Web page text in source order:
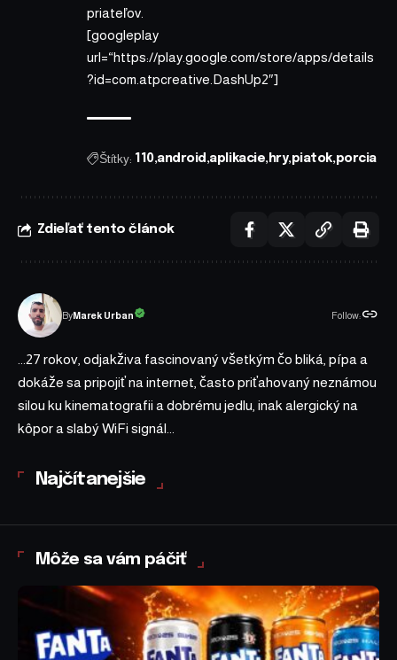
priateľov.
[googleplay
url=“https://play.google.com/store/apps/details
?id=com.atpcreative.DashUp2″]
Štítky: 110 android aplikacie hry piatok porcia
Zdieľať tento článok
ByMarek Urban Follow:
...27 rokov, odjakživa fascinovaný všetkým čo bliká, pípa a
dokáže sa pripojiť na internet, často priťahovaný neznámou
silou ku kinematografii a dobrému jedlu, inak alergický na
kôpor a slabý WiFi signál...
Najčítanejšie
Môže sa vám páčiť